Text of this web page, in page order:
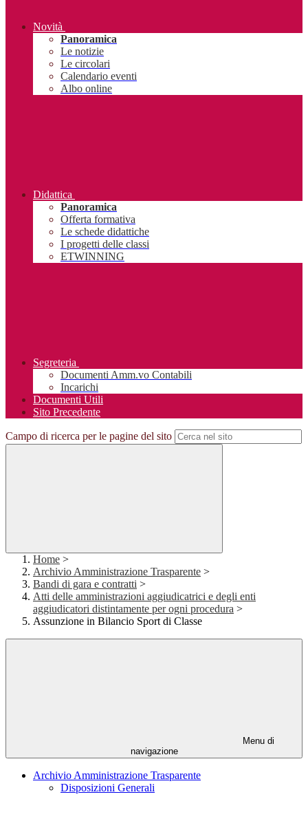
Novità
Panoramica
Le notizie
Le circolari
Calendario eventi
Albo online
Didattica
Panoramica
Offerta formativa
Le schede didattiche
I progetti delle classi
ETWINNING
Segreteria
Documenti Amm.vo Contabili
Incarichi
Documenti Utili
Sito Precedente
Campo di ricerca per le pagine del sito
Home >
Archivio Amministrazione Trasparente >
Bandi di gara e contratti >
Atti delle amministrazioni aggiudicatrici e degli enti
aggiudicatori distintamente per ogni procedura >
Assunzione in Bilancio Sport di Classe
Menu di
navigazione
Archivio Amministrazione Trasparente
Disposizioni Generali